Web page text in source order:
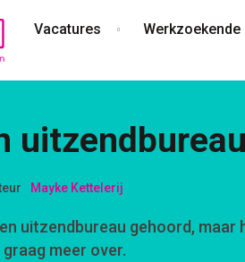
Vacatures Werkzoekende
Mayke Kettelerij
uitzendbureau gehoord,
meer over.